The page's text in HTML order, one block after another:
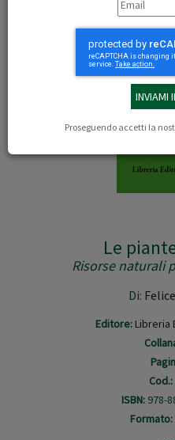
Proseguendo accetti la
Le
Risorse naturali
Di:
Editore: Libreria
Cod.:
ISBN: 978-
Formato: